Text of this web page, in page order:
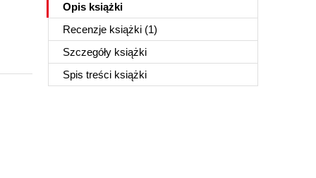
Opis książki
Recenzje książki (1)
Szczegóły książki
Spis treści książki